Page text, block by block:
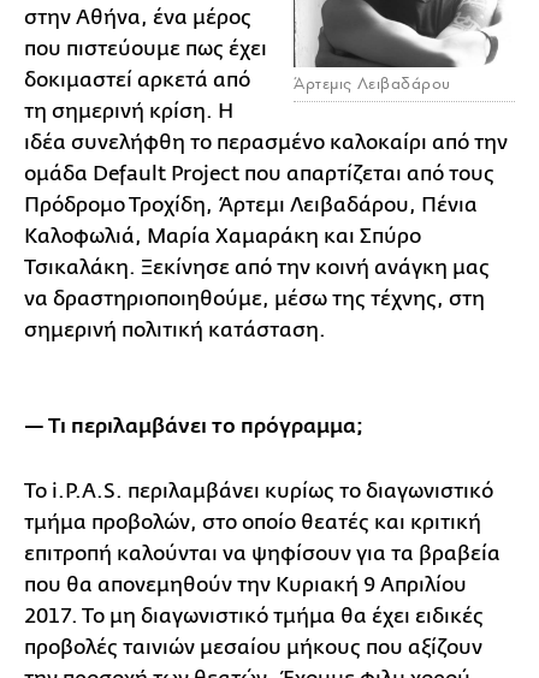
Άρτεμις Λειβαδάρου
στην Αθήνα, ένα μέρος
που πιστεύουμε πως έχει
δοκιμαστεί αρκετά από
τη σημερινή κρίση. Η
ιδέα συνελήφθη το περασμένο καλοκαίρι από την
ομάδα Default Project που απαρτίζεται από τους
Πρόδρομο Τροχίδη, Άρτεμι Λειβαδάρου, Πένια
Καλοφωλιά, Μαρία Χαμαράκη και Σπύρο
Τσικαλάκη. Ξεκίνησε από την κοινή ανάγκη μας
να δραστηριοποιηθούμε, μέσω της τέχνης, στη
σημερινή πολιτική κατάσταση.
— Τι περιλαμβάνει το πρόγραμμα;
Το i.P.A.S. περιλαμβάνει κυρίως το διαγωνιστικό
τμήμα προβολών, στο οποίο θεατές και κριτική
επιτροπή καλούνται να ψηφίσουν για τα βραβεία
που θα απονεμηθούν την Κυριακή 9 Απριλίου
2017. Το μη διαγωνιστικό τμήμα θα έχει ειδικές
προβολές ταινιών μεσαίου μήκους που αξίζουν